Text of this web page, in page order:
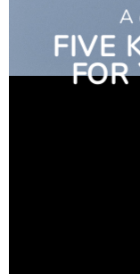
A
FIVE